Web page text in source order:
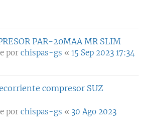
PAR-20MAA MR SLIM
por chispas-gs « 15 Sep 2023 17:34
compresor SUZ
por chispas-gs « 30 Ago 2023